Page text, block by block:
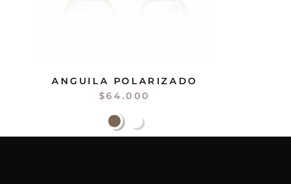
ANGUILA POLARIZADO
$64.000